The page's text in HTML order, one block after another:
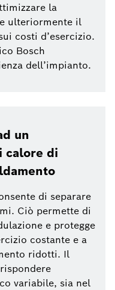
la
ulteriormente il
costi d’esercizio.
Bosch
dell’impianto.
un
calore di
di separare
Ciò permette di
e protegge
costante e a
ridotti. Il
variabile, sia nel